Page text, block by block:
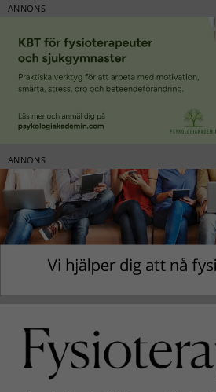
ANNONS
ANNONS
innehållet